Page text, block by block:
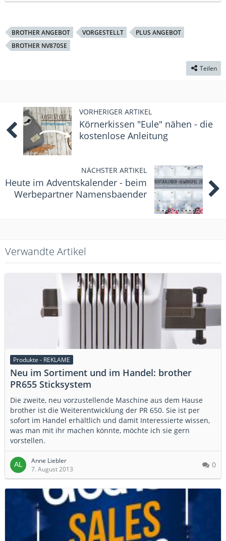
BROTHER ANGEBOT VORGESTELLT
PLUS ANGEBOT
BROTHER NV870SE
Teilen
VORHERIGER ARTIKEL
Körnerkissen "Eule" nähen - die
kostenlose Anleitung
NÄCHSTER ARTIKEL
Heute im Adventskalender - beim
Werbepartner Namensbaender
Verwandte Artikel
Produkte - REKLAME
Neu im Sortiment und im Handel: brother
PR655 Sticksystem
Die zweite, neu vorzustellende Maschine aus dem Hause
brother ist die Weiterentwicklung der PR 650. Sie ist per
sofort im Handel erhältlich und damit Interessierte wissen,
was man mit ihr machen könnte, möchte ich sie gern
vorstellen.
Anne Liebler
7. August 2013
0